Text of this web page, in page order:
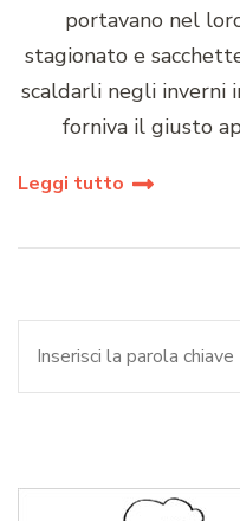
portavano nel
stagionato e
scaldarli negli inverni
forniva il giusto
Leggi tutto